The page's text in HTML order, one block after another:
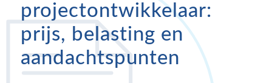
projectontwikkelaar:
prijs, belasting en
aandachtspunten